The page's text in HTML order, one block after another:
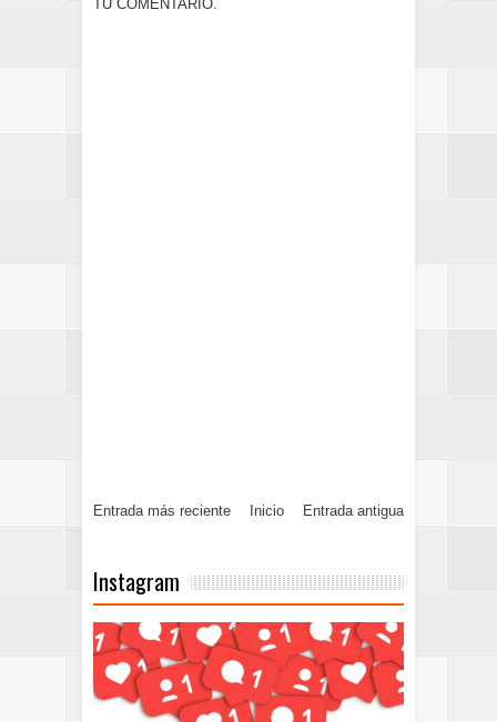
TU COMENTARIO.
Entrada más reciente Entrada antigua
Inicio
Instagram